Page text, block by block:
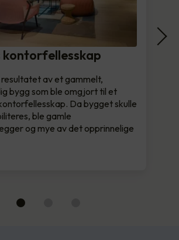
kontorfellesskap
resultatet av et gammelt,
bygg som ble omgjort til et
Da bygget skulle
ble gamle
og mye av det opprinnelige